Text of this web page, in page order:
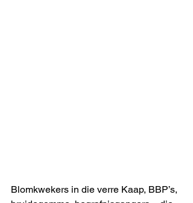
Blomkwekers in die verre Kaap, BBP’s,